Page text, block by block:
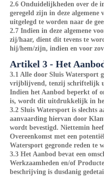
2.6 Onduidelijkheden over de
geregeld zijn in deze algemene
uitgelegd te worden naar de
2.7 Indien in deze algemene
zij/haar, dient dit tevens te
hij/hem/zijn, indien en voor
Artikel 3 - Het
3.1 Alle door Sluis Watersport
vrijblijvend, tenzij schriftelijk
Indien het Aanbod beperkt of
is, wordt dit uitdrukkelijk in
3.2 Sluis Watersport is slechts
aanvaarding hiervan door
wordt bevestigd. Niettemin
Overeenkomst met een
Watersport gegronde reden te
3.3 Het Aanbod bevat een
Werkzaamheden en/of
beschrijving is dusdanig